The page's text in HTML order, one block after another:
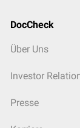
DocCheck
Über Uns
Investor
Presse